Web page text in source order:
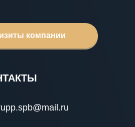
компании